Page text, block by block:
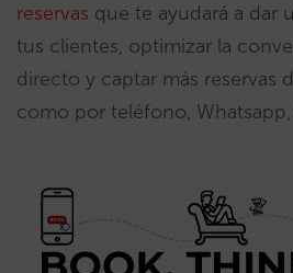
reservas que te ayudará a dar
tus clientes, optimizar la
directo y captar más reservas
como por teléfono, Whatsapp,